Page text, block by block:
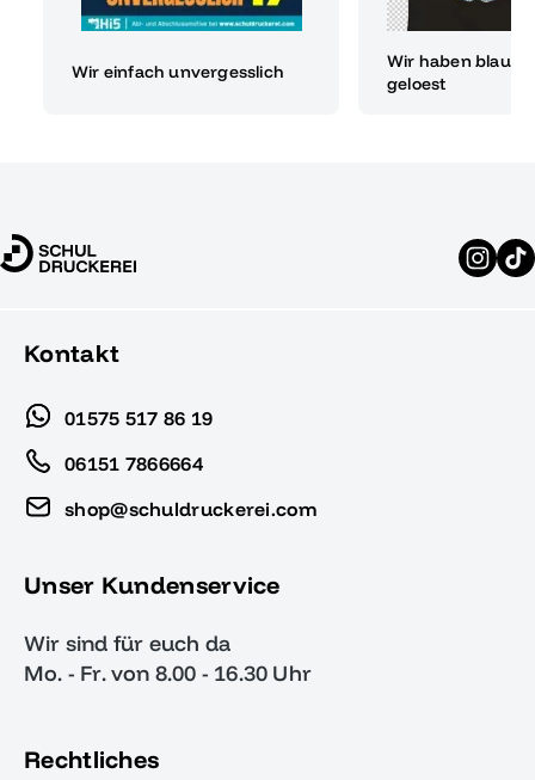
Wir einfach unvergesslich
Wir haben blau
geloest
Kontakt
01575 517 86 19
06151 7866664
shop@schuldruckerei.com
Unser Kundenservice
Wir sind für euch da
Mo. - Fr. von 8.00 - 16.30 Uhr
Rechtliches